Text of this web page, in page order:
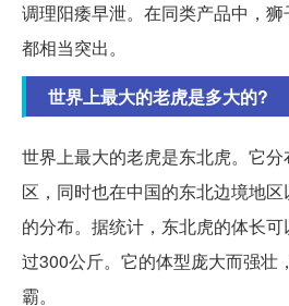
调理阳痿早泄。在同类产品中，
都相当突出。
世界上最大的老虎是多大的?
世界上最大的老虎是东北虎。它
区，同时也在中国的东北边境地
的分布。据统计，东北虎的体长
过300公斤。它的体型庞大而强壮
霸。